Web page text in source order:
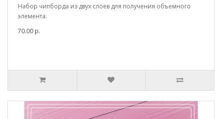
Набор чипборда из двух слоев для получения объемного
элемента.
70.00 р.